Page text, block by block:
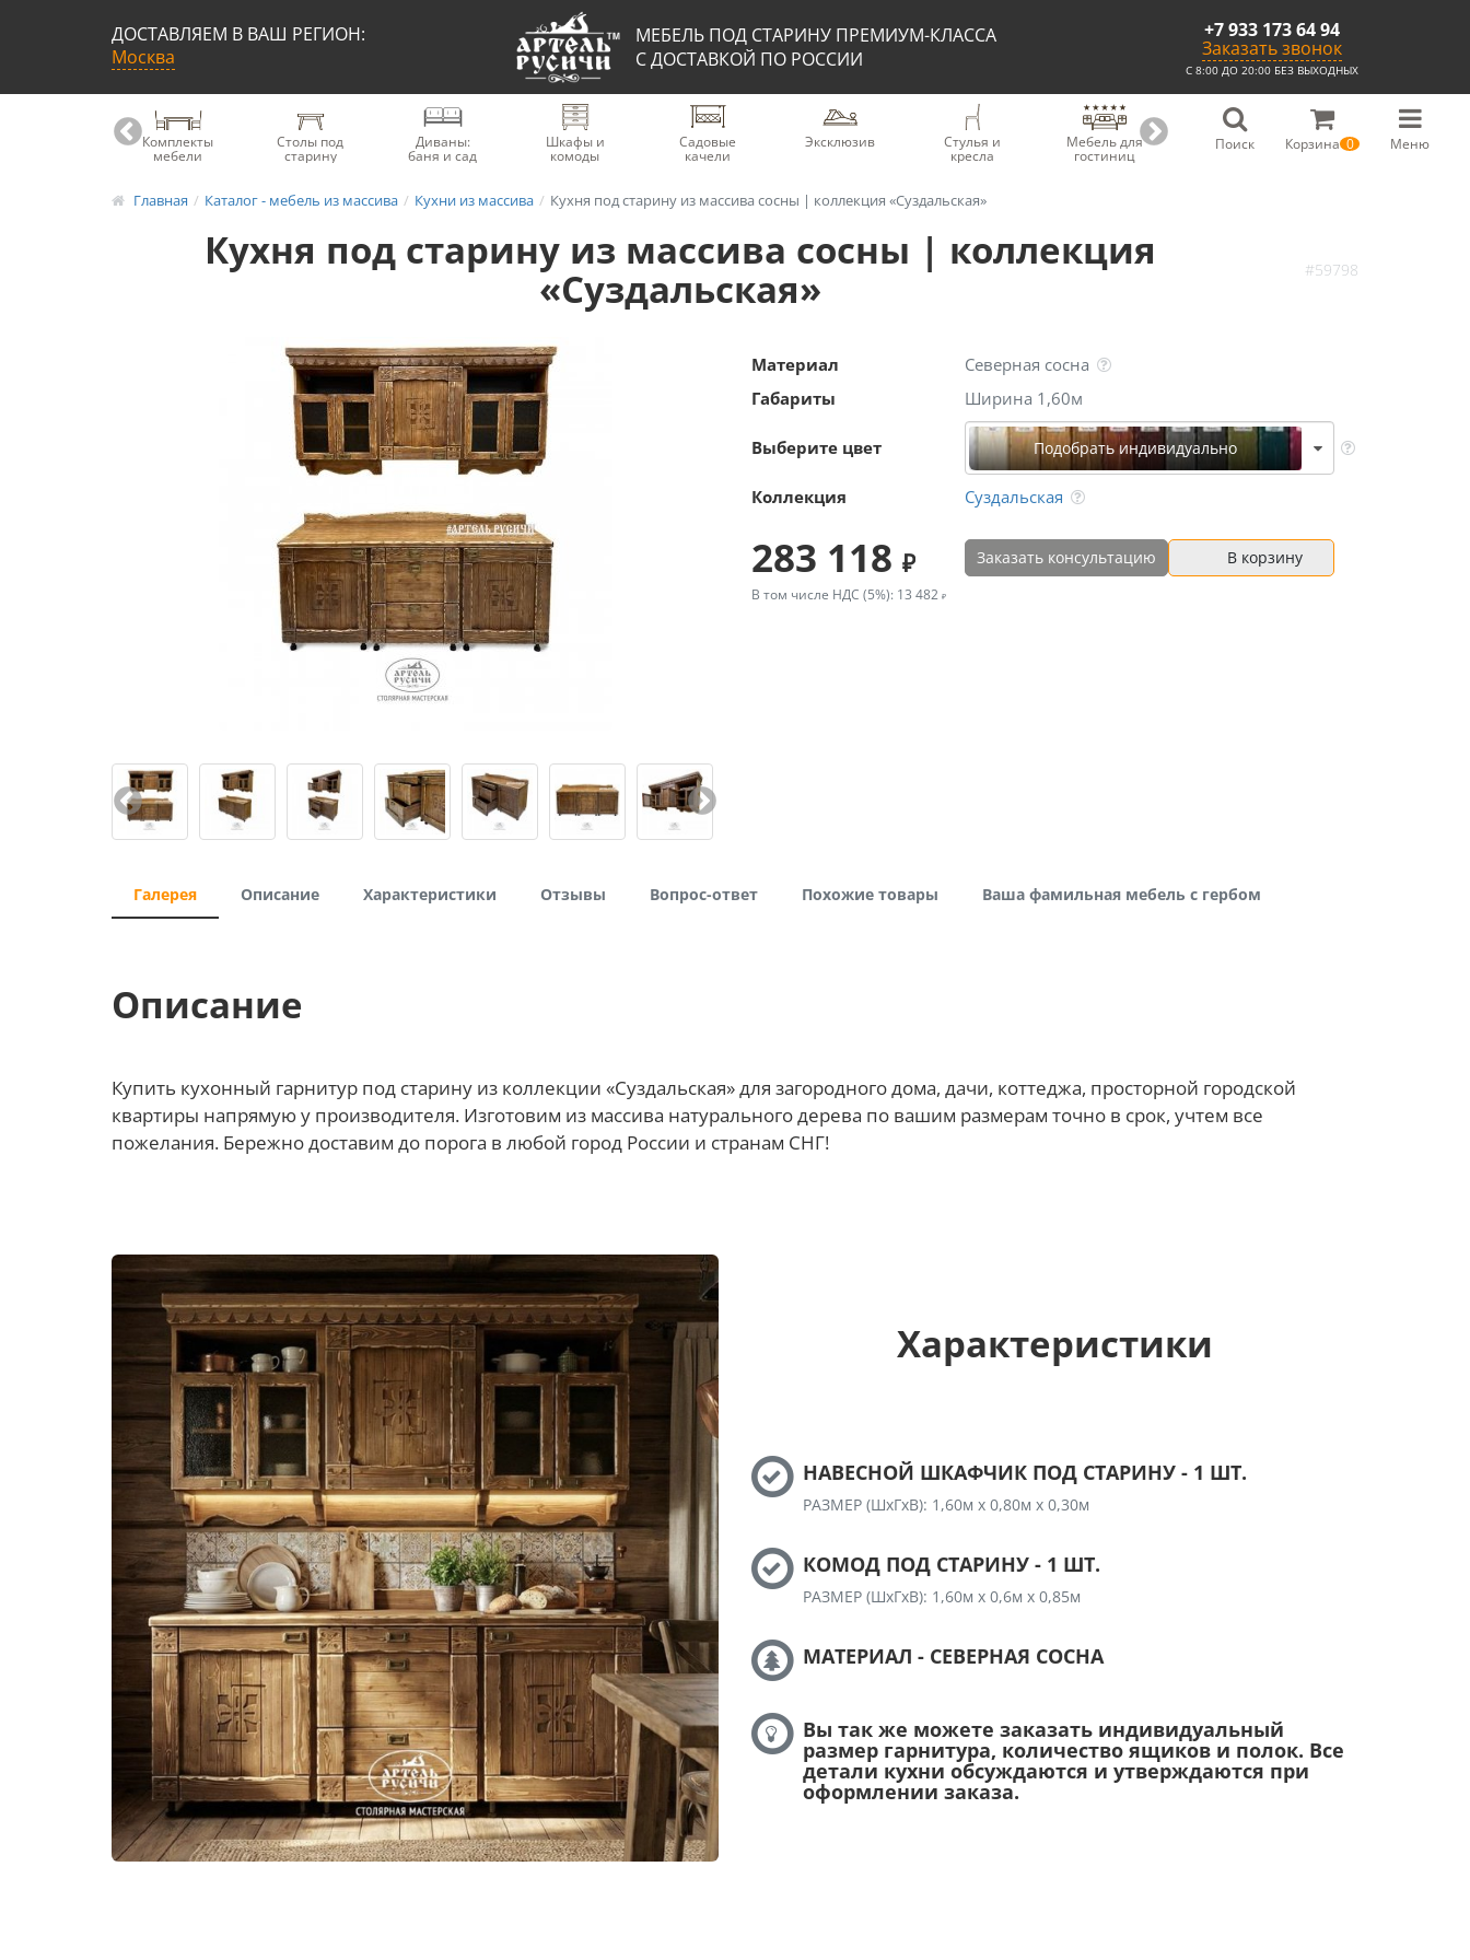
ДОСТАВЛЯЕМ В ВАШ РЕГИОН:
Москва
МЕБЕЛЬ ПОД СТАРИНУ ПРЕМИУМ-КЛАССА
С ДОСТАВКОЙ ПО РОССИИ
+7 933 173 64 94
Заказать звонок
С 8:00 ДО 20:00 БЕЗ ВЫХОДНЫХ
Комплекты
мебели
Столы под
старину
Диваны:
баня и сад
Шкафы и
комоды
Садовые
качели
Эксклюзив Стулья и
кресла
Мебель для
гостиниц
Мебель для Скамьи из
массива
Поиск Корзина 0 Меню
Главная Каталог - мебель из массива Кухни из массива Кухня под старину из массива сосны | коллекция «Суздальская»
Кухня под старину из массива сосны | коллекция
«Суздальская»
#59798
Материал
Северная сосна
Габариты
Ширина 1,60м
Выберите цвет Подобрать индивидуально
Коллекция Суздальская
283 118 Заказать консультацию В корзину
В том числе НДС (5%): 13 482
Галерея Описание Характеристики Отзывы Вопрос-ответ Похожие товары Ваша фамильная мебель с гербом
Описание
Купить кухонный гарнитур под старину из коллекции «Суздальская» для загородного дома, дачи, коттеджа, просторной городской
квартиры напрямую у производителя. Изготовим из массива натурального дерева по вашим размерам точно в срок, учтем все
пожелания. Бережно доставим до порога в любой город России и странам СНГ!
Характеристики
НАВЕСНОЙ ШКАФЧИК ПОД СТАРИНУ - 1 ШТ.
РАЗМЕР (ШхГхВ): 1,60м х 0,80м х 0,30м
КОМОД ПОД СТАРИНУ - 1 ШТ.
РАЗМЕР (ШхГхВ): 1,60м х 0,6м х 0,85м
МАТЕРИАЛ - СЕВЕРНАЯ СОСНА
Вы так же можете заказать индивидуальный
размер гарнитура, количество ящиков и полок. Все
детали кухни обсуждаются и утверждаются при
оформлении заказа.